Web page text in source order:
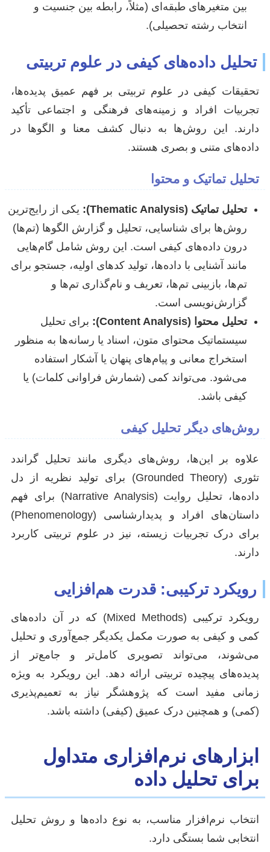
بین متغیرهای طبقه‌ای (مثلاً، رابطه بین جنسیت و
انتخاب رشته تحصیلی).
تحلیل داده‌های کیفی در علوم تربیتی
تحقیقات کیفی در علوم تربیتی بر فهم عمیق پدیده‌ها،
تجربیات افراد و زمینه‌های فرهنگی و اجتماعی تأکید
دارند. این روش‌ها به دنبال کشف معنا و الگوها در
داده‌های متنی و بصری هستند.
تحلیل تماتیک و محتوا
تحلیل تماتیک (Thematic Analysis):
یکی از رایج‌ترین
روش‌ها برای شناسایی، تحلیل و گزارش الگوها (تم‌ها)
درون داده‌های کیفی است. این روش شامل گام‌هایی
مانند آشنایی با داده‌ها، تولید کدهای اولیه، جستجو برای
تم‌ها، بازبینی تم‌ها، تعریف و نام‌گذاری تم‌ها و
گزارش‌نویسی است.
تحلیل محتوا (Content Analysis):
برای تحلیل
سیستماتیک محتوای متون، اسناد یا رسانه‌ها به منظور
استخراج معانی و پیام‌های پنهان یا آشکار استفاده
می‌شود. می‌تواند کمی (شمارش فراوانی کلمات) یا
کیفی باشد.
روش‌های دیگر تحلیل کیفی
علاوه بر این‌ها، روش‌های دیگری مانند تحلیل گراندد
تئوری (Grounded Theory) برای تولید نظریه از دل
داده‌ها، تحلیل روایت (Narrative Analysis) برای فهم
داستان‌های افراد و پدیدارشناسی (Phenomenology)
برای درک تجربیات زیسته، نیز در علوم تربیتی کاربرد
دارند.
رویکرد ترکیبی: قدرت هم‌افزایی
رویکرد ترکیبی (Mixed Methods) که در آن داده‌های
کمی و کیفی به صورت مکمل یکدیگر جمع‌آوری و تحلیل
می‌شوند، می‌تواند تصویری کامل‌تر و جامع‌تر از
پدیده‌های پیچیده تربیتی ارائه دهد. این رویکرد به ویژه
زمانی مفید است که پژوهشگر نیاز به تعمیم‌پذیری
(کمی) و همچنین درک عمیق (کیفی) داشته باشد.
ابزارهای نرم‌افزاری متداول
برای تحلیل داده
انتخاب نرم‌افزار مناسب، به نوع داده‌ها و روش تحلیل
انتخابی شما بستگی دارد.